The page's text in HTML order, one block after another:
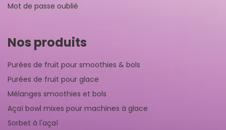
Mot de passe oublié
Nos produits
Purées de fruit pour smoothies & bols
Purées de fruit pour glace
Mélanges smoothies et bols
Açaí bowl mixes pour machines à glace
Sorbet à l'açaí